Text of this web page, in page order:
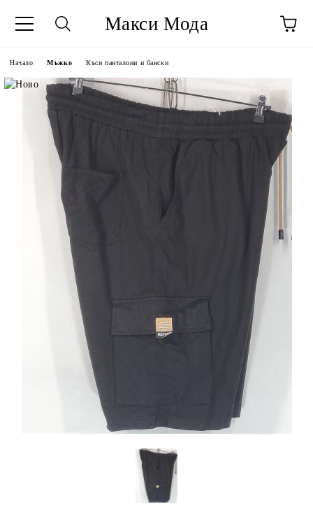
Макси Мода
Начало Мъжко Къси панталони и бански